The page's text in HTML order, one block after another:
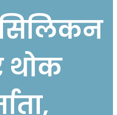
सिलिकन
थोक